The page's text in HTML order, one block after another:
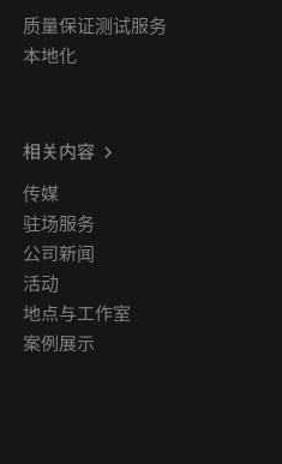
质量保证测试服务
本地化
相关内容
传媒
驻场服务
公司新闻
活动
地点与工作室
案例展示